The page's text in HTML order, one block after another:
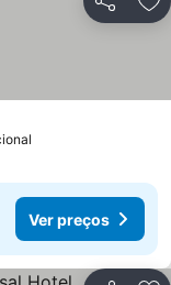
Partilhar
Ver preços